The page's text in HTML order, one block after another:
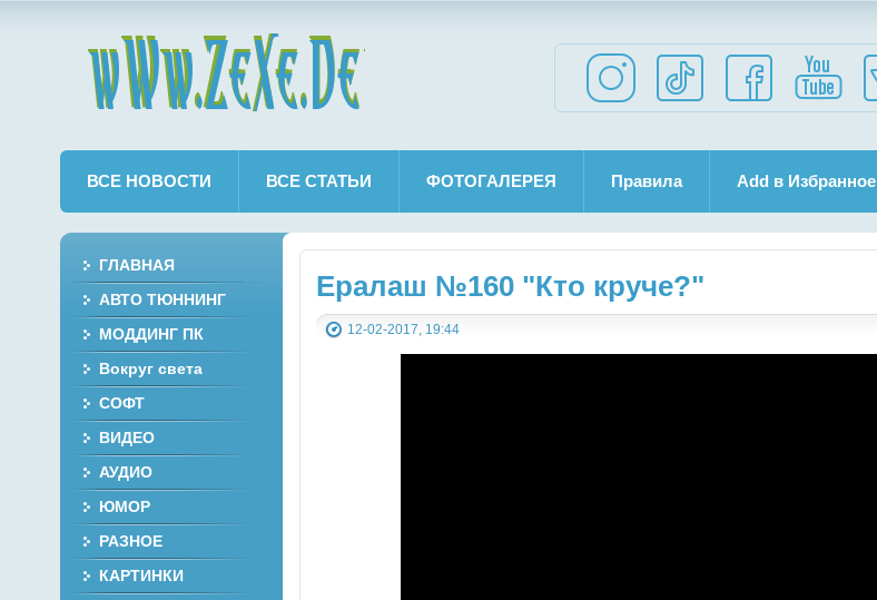
ВСЕ НОВОСТИ ВСЕ СТАТЬИ ФОТОГАЛЕРЕЯ Правила Add в Избранное
Ералаш №160 "Кто круче?"
12-02-2017, 19:44
ГЛАВНАЯ
АВТО ТЮННИНГ
МОДДИНГ ПК
Вокруг света
СОФТ
ВИДЕО
АУДИО
ЮМОР
РАЗНОЕ
КАРТИНКИ